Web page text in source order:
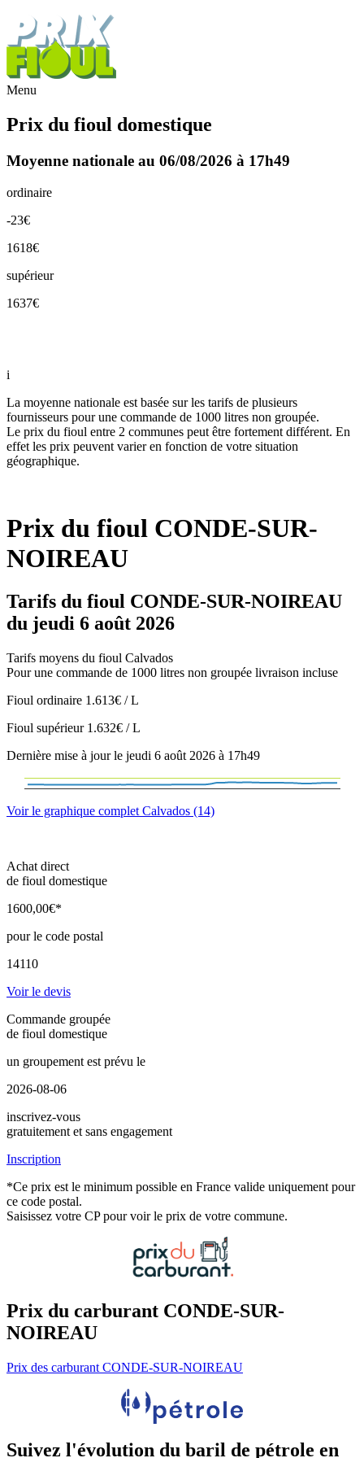
Menu
Prix du fioul domestique
Moyenne nationale au 06/08/2026 à 17h49
ordinaire
-23€
1618€
supérieur
1637€
i
La moyenne nationale est basée sur les tarifs de plusieurs
fournisseurs pour une commande de 1000 litres non groupée.
Le prix du fioul entre 2 communes peut être fortement différent. En
effet les prix peuvent varier en fonction de votre situation
géographique.
Prix du fioul CONDE-SUR-
NOIREAU
Tarifs du fioul CONDE-SUR-NOIREAU
du jeudi 6 août 2026
Tarifs moyens du fioul Calvados
Pour une commande de 1000 litres non groupée livraison incluse
Fioul ordinaire 1.613€ / L
Fioul supérieur 1.632€ / L
Dernière mise à jour le jeudi 6 août 2026 à 17h49
Voir le graphique complet Calvados (14)
Achat direct
de fioul domestique
1600,00€*
pour le code postal
14110
Voir le devis
Commande groupée
de fioul domestique
un groupement est prévu le
2026-08-06
inscrivez-vous
gratuitement et sans engagement
Inscription
*Ce prix est le minimum possible en France valide uniquement pour
ce code postal.
Saisissez votre CP pour voir le prix de votre commune.
Prix du carburant CONDE-SUR-
NOIREAU
Prix des carburant CONDE-SUR-NOIREAU
Suivez l'évolution du baril de pétrole en